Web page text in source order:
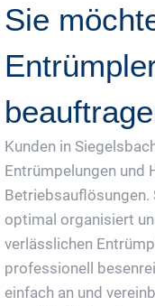
Sie
Kunden in
Entrümpelungen und
Betriebsauflösungen.
optimal organisiert
verlässlichen
professionell
einfach an und